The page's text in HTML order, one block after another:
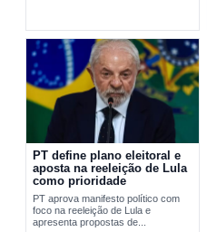
PT define plano eleitoral e
aposta na reeleição de Lula
como prioridade
PT aprova manifesto político com
foco na reeleição de Lula e
apresenta propostas de...